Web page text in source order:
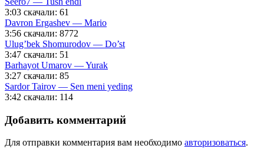
3:03 скачали: 61
Davron Ergashev — Mario
3:56 скачали: 8772
Ulug’bek Shomurodov — Do’st
3:47 скачали: 51
Barhayot Umarov — Yurak
3:27 скачали: 85
Sardor Tairov — Sen meni yeding
3:42 скачали: 114
Добавить комментарий
Для отправки комментария вам необходимо авторизоваться.